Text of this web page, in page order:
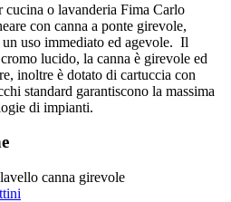
o lavanderia Fima Carlo
con canna a ponte girevole,
uso immediato ed agevole. Il
lucido, la canna è girevole ed
inoltre è dotato di cartuccia con
standard garantiscono la massima
di impianti.
canna girevole